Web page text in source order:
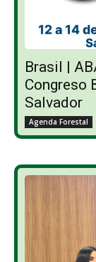
Brasil |
Congreso
Salvador
Agenda Forestal